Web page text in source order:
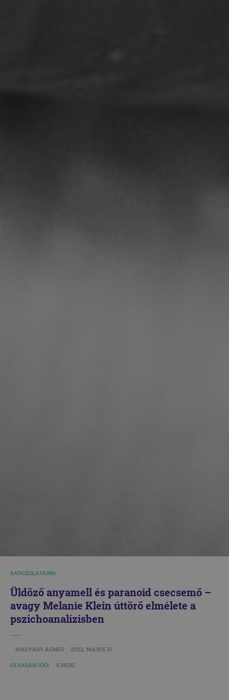
KAPCSOLATAINK
Üldöző anyamell és paranoid csecsemő –
avagy Melanie Klein úttörő elmélete a
pszichoanalízisben
MAGYARY ÁGNES 2022. MÁJUS 31.
OLVASÁSI IDŐ: 6 PERC